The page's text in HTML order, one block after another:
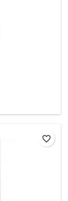
favorite_border